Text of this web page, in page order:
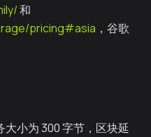
和
pricing#asia ，谷歌
大小为 300 字节，区块延